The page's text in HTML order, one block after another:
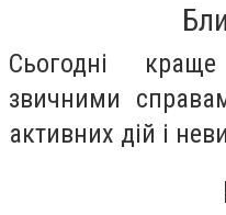
Сьогодні
звичними
активних дій і